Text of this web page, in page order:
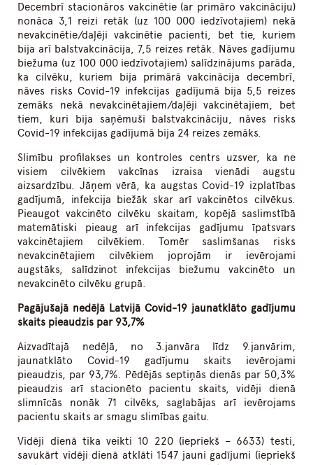
Decembrī stacionāros vakcinētie (ar primāro vakcināciju)
nonāca 3,1 reizi retāk (uz 100 000 iedzīvotajiem) nekā
nevakcinētie/daļēji vakcinētie pacienti, bet tie, kuriem
bija arī balstvakcinācija, 7,5 reizes retāk. Nāves gadījumu
biežuma (uz 100 000 iedzīvotajiem) salīdzinājums parāda,
ka cilvēku, kuriem bija primārā vakcinācija decembrī,
nāves risks Covid-19 infekcijas gadījumā bija 5,5 reizes
zemāks nekā nevakcinētajiem/daļēji vakcinētajiem, bet
tiem, kuri bija saņēmuši balstvakcināciju, nāves risks
Covid-19 infekcijas gadījumā bija 24 reizes zemāks.
Slimību profilakses un kontroles centrs uzsver, ka ne
visiem cilvēkiem vakcīnas izraisa vienādi augstu
aizsardzību. Jāņem vērā, ka augstas Covid-19 izplatības
gadījumā, infekcija biežāk skar arī vakcinētos cilvēkus.
Pieaugot vakcinēto cilvēku skaitam, kopējā saslimstībā
matemātiski pieaug arī infekcijas gadījumu īpatsvars
vakcinētajiem cilvēkiem. Tomēr saslimšanas risks
nevakcinētajiem cilvēkiem joprojām ir ievērojami
augstāks, salīdzinot infekcijas biežumu vakcinēto un
nevakcinēto cilvēku grupā.
Pagājušajā nedēļā Latvijā Covid-19 jaunatklāto gadījumu
skaits pieaudzis par 93,7%
Aizvadītajā nedēļā, no 3.janvāra līdz 9.janvārim,
jaunatklāto Covid-19 gadījumu skaits ievērojami
pieaudzis, par 93,7%. Pēdējās septiņās dienās par 50,3%
pieaudzis arī stacionēto pacientu skaits, vidēji dienā
slimnīcās nonāk 71 cilvēks, saglabājas arī ievērojams
pacientu skaits ar smagu slimības gaitu.
Vidēji dienā tika veikti 10 220 (iepriekš – 6633) testi,
savukārt vidēji dienā atklāti 1547 jauni gadījumi (iepriekš